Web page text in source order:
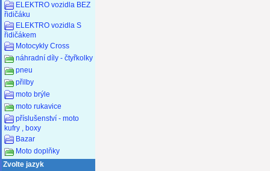
ELEKTRO vozidla BEZ
řidičáku
ELEKTRO vozidla S
řidičákem
Motocykly Cross
náhradní díly - čtyřkolky
pneu
přilby
moto brýle
moto rukavice
příslušenství - moto
kufry , boxy
Bazar
Moto doplňky
Zvolte jazyk